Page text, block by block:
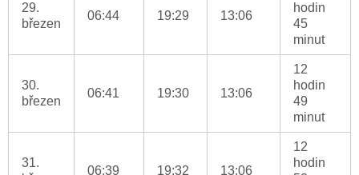
29.
březen
06:44 19:29 13:06
hodin
45
minut
30.
březen
06:41 19:30 13:06
12
hodin
49
minut
31.
06:39 19:32 13:06
12
hodin